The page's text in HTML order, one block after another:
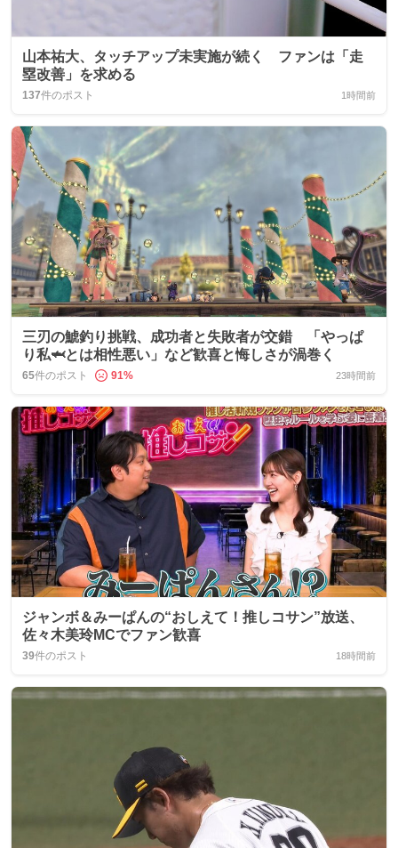
山本祐大、タッチアップ未実施が続く ファンは「走
塁改善」を求める
137件のポスト 1時間前
三刃の鯱釣り挑戦、成功者と失敗者が交錯 「やっぱ
り私🦈とは相性悪い」など歓喜と悔しさが渦巻く
65件のポスト 91% 23時間前
ジャンボ＆みーぱんの“おしえて！推しコサン”放送、
佐々木美玲MCでファン歓喜
39件のポスト 18時間前